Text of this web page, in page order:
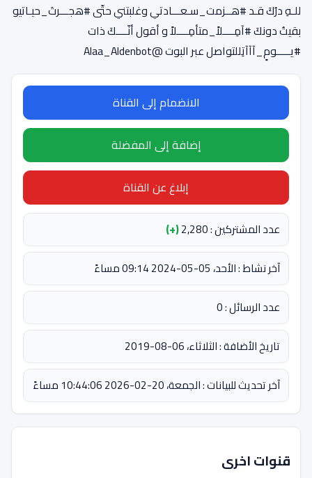
للـهِ درُكَ قـد #هــزمت_سـعـــادتي وغلبتني حتّى #هجـــرتَ_حيـاتيو
بقيتُ دونكَ #آمِــــلاً_متأمِــــلاً و أقول أنّــــكَ ذات
#يـــــومٍ_آآآتِللتواصل عبر البوت @Alaa_Aldenbot
الانضمام إلى القناة
إضافة إلى المفضلة
إبلاغ عن القناة
عدد المشتركين : 2,280
(+)
آخر نشاط : الأحد، 05-05-2024 09:14 مساءً
عدد الرسائل : 0
تاريخ الأضافة : الثلاثاء، 06-08-2019
آخر تحديث للبيانات : الجمعة، 20-02-2026 10:44:06 مساءً
قنوات اخرى